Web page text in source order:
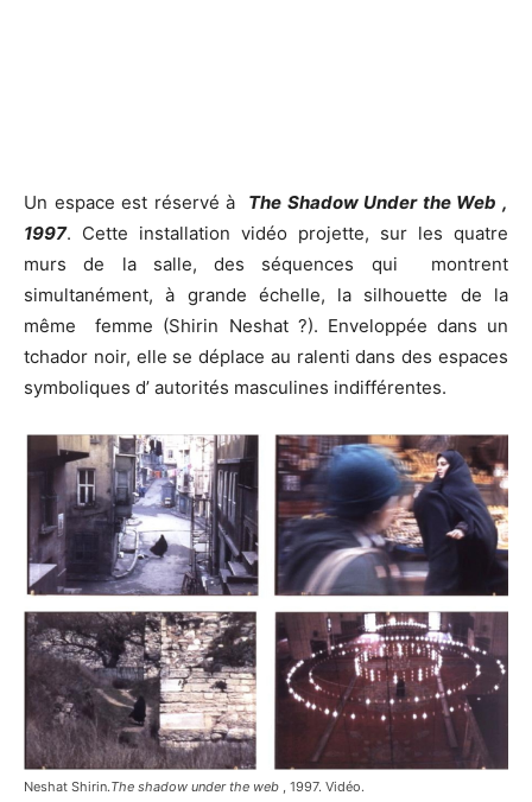
Un espace est réservé à The Shadow Under the Web ,
1997. Cette installation vidéo projette, sur les quatre
murs de la salle, des séquences qui montrent
simultanément, à grande échelle, la silhouette de la
même femme (Shirin Neshat ?). Enveloppée dans un
tchador noir, elle se déplace au ralenti dans des espaces
symboliques d’ autorités masculines indifférentes.
Neshat Shirin.The shadow under the web , 1997. Vidéo.